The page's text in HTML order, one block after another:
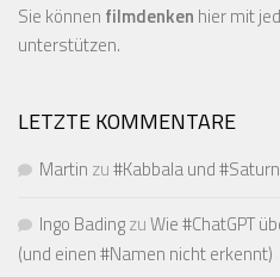
Sie können filmdenken hier mit
unterstützen.
LETZTE KOMMENTARE
Martin zu#Kabbala und
Ingo BadingzuWie #ChatGPT
(und einen #Namen nicht erkennt)